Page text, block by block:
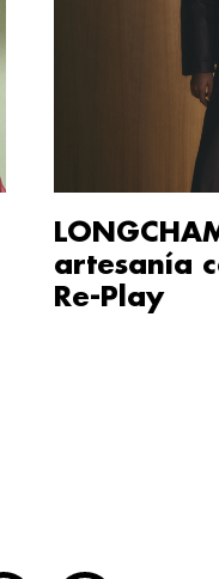
artesanía
Re-Play